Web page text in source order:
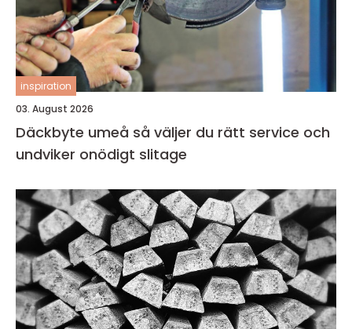
inspiration
03. August 2026
Däckbyte umeå så väljer du rätt service och
undviker onödigt slitage